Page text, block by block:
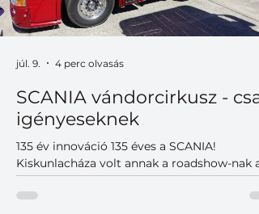
SCANIA vándorcirkusz -
igényeseknek
135 év innováció 135 éves a SCANIA!
Kiskunlacháza volt annak a roadshow-nak az
utolsó állomása a Közép-Európai régióban,
ahol a magyar partnerek is találkozhattak
júl. 9. 4 perc olvasás